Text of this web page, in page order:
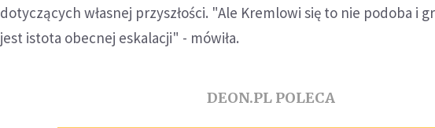
dotyczących własnej przyszłości. "Ale Kremlowi się to nie podoba i
jest istota obecnej eskalacji" - mówiła.
DEON.PL POLECA